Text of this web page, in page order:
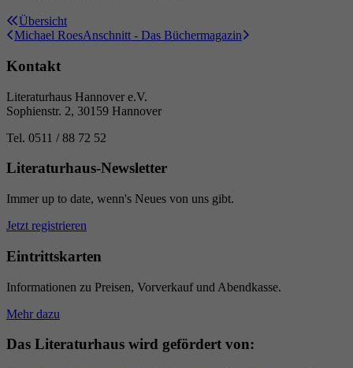
Übersicht
Michael RoesAnschnitt - Das Büchermagazin
Kontakt
Literaturhaus Hannover e.V.
Sophienstr. 2, 30159 Hannover
Tel. 0511 / 88 72 52
Literaturhaus-Newsletter
Immer up to date, wenn's Neues von uns gibt.
Jetzt registrieren
Eintrittskarten
Informationen zu Preisen, Vorverkauf und Abendkasse.
Mehr dazu
Das Literaturhaus wird gefördert von: